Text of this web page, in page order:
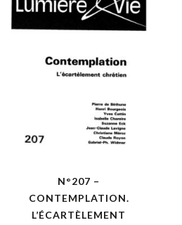
N°207 –
CONTEMPLATION.
L’ÉCARTÈLEMENT